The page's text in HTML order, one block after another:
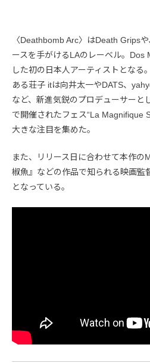
〈Deathbomb Arc〉はDeath Grips
ースを手がけるLAのレーベル。Dos
した初の日本人アーティストとなる
ある荘子 itは向井太一やDATS、
など、新進気鋭のプロデューサーと
で開催されたフェス“La Magnifique
大きな注目を集めた。
また、リリース日に合わせて本作の
椒魚』などの作品で知られる映画監
となっている。